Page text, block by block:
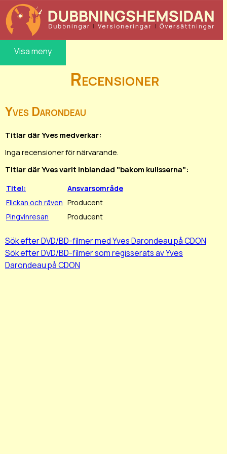
Visa meny
Recensioner
Yves Darondeau
Titlar där Yves medverkar:
Inga recensioner för närvarande.
Titlar där Yves varit inblandad "bakom kulisserna":
Titel:
Ansvarsområde
Flickan och räven Producent
Pingvinresan
Producent
Sök efter DVD/BD-filmer med Yves Darondeau på CDON
Sök efter DVD/BD-filmer som regisserats av Yves
Darondeau på CDON